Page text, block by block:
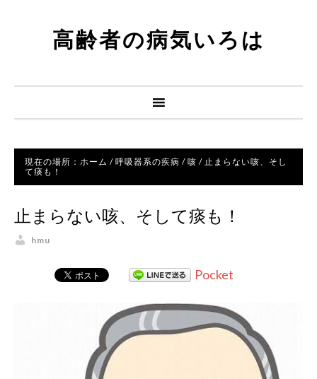
高齢者の病気いろは
現在の場所： ホーム / 呼吸器系の疾病 / 咳 / 止まらない咳、そし
て痰も！
止まらない咳、そして痰も！
hmu
Pocket